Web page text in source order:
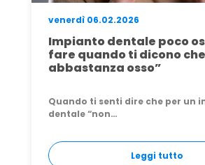
lunedì 27.04.2026
Rimuovere un impianto
quando, come e perché
sostituirlo)
Ti sei svegliato una mattina con
strano vicino…
Leggi tutto